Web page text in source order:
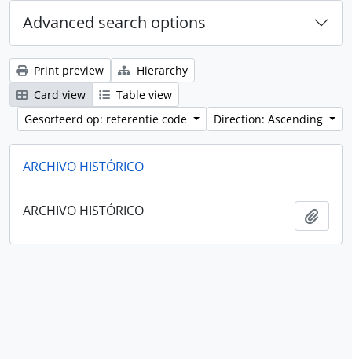
Advanced search options
Print preview
Hierarchy
Card view
Table view
Gesorteerd op: referentie code
Direction: Ascending
ARCHIVO HISTÓRICO
ARCHIVO HISTÓRICO